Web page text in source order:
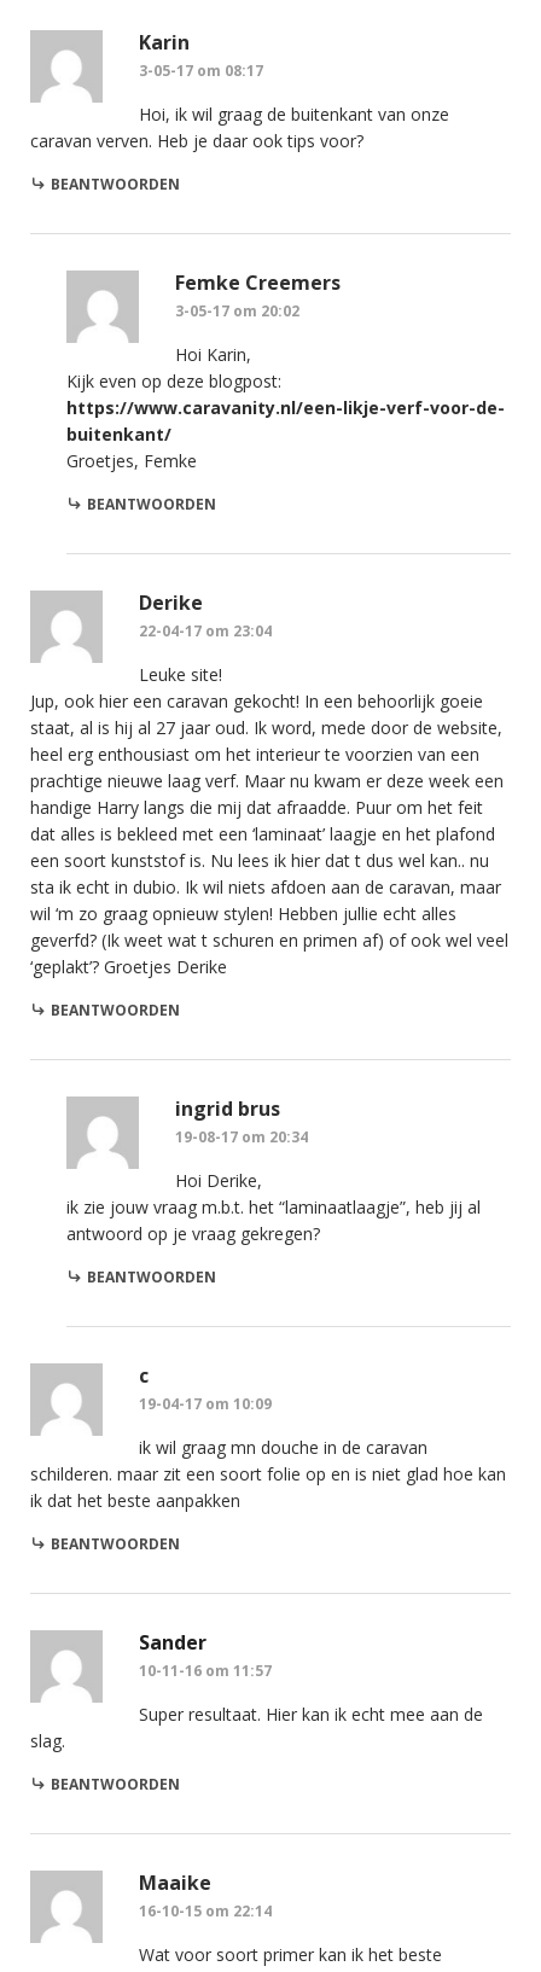
Karin
3-05-17 om 08:17
Hoi, ik wil graag de buitenkant van onze
caravan verven. Heb je daar ook tips voor?
BEANTWOORDEN
Femke Creemers
3-05-17 om 20:02
Hoi Karin,
Kijk even op deze blogpost:
https://www.caravanity.nl/een-likje-verf-voor-de-
buitenkant/
Groetjes, Femke
BEANTWOORDEN
Derike
22-04-17 om 23:04
Leuke site!
Jup, ook hier een caravan gekocht! In een behoorlijk goeie
staat, al is hij al 27 jaar oud. Ik word, mede door de website,
heel erg enthousiast om het interieur te voorzien van een
prachtige nieuwe laag verf. Maar nu kwam er deze week een
handige Harry langs die mij dat afraadde. Puur om het feit
dat alles is bekleed met een ‘laminaat’ laagje en het plafond
een soort kunststof is. Nu lees ik hier dat t dus wel kan.. nu
sta ik echt in dubio. Ik wil niets afdoen aan de caravan, maar
wil ‘m zo graag opnieuw stylen! Hebben jullie echt alles
geverfd? (Ik weet wat t schuren en primen af) of ook wel veel
‘geplakt’? Groetjes Derike
BEANTWOORDEN
ingrid brus
19-08-17 om 20:34
Hoi Derike,
ik zie jouw vraag m.b.t. het “laminaatlaagje”, heb jij al
antwoord op je vraag gekregen?
BEANTWOORDEN
c
19-04-17 om 10:09
ik wil graag mn douche in de caravan
schilderen. maar zit een soort folie op en is niet glad hoe kan
ik dat het beste aanpakken
BEANTWOORDEN
Sander
10-11-16 om 11:57
Super resultaat. Hier kan ik echt mee aan de
slag.
BEANTWOORDEN
Maaike
16-10-15 om 22:14
Wat voor soort primer kan ik het beste